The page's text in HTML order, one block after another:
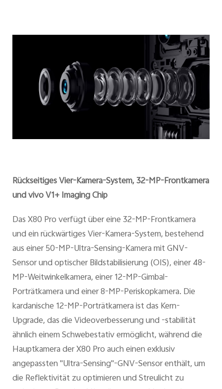
Rückseitiges Vier-Kamera-System, 32-MP-Frontkamera
und vivo V1+ Imaging Chip
Das X80 Pro verfügt über eine 32-MP-Frontkamera
und ein rückwärtiges Vier-Kamera-System, bestehend
aus einer 50-MP-Ultra-Sensing-Kamera mit GNV-
Sensor und optischer Bildstabilisierung (OIS), einer 48-
MP-Weitwinkelkamera, einer 12-MP-Gimbal-
Porträtkamera und einer 8-MP-Periskopkamera. Die
kardanische 12-MP-Porträtkamera ist das Kern-
Upgrade, das die Videoverbesserung und -stabilität
ähnlich einem Schwebestativ ermöglicht, während die
Hauptkamera der X80 Pro auch einen exklusiv
angepassten "Ultra-Sensing"-GNV-Sensor enthält, um
die Reflektivität zu optimieren und Streulicht zu